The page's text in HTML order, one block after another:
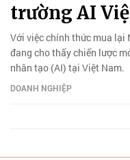
trường AI
Với việc chính thức mua lại
đang cho thấy chiến lược
nhân tạo (AI) tại Việt Nam.
DOANH NGHIỆP